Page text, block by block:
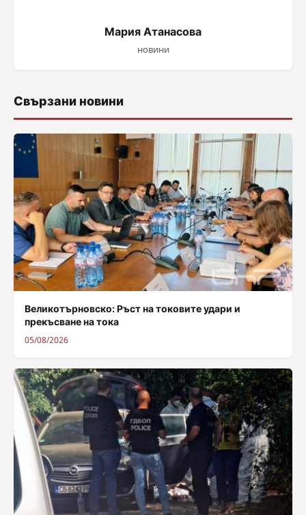
Мария Атанасова
новини
Свързани новини
Великотърновско: Ръст на токовите удари и
прекъсване на тока
05/08/2026